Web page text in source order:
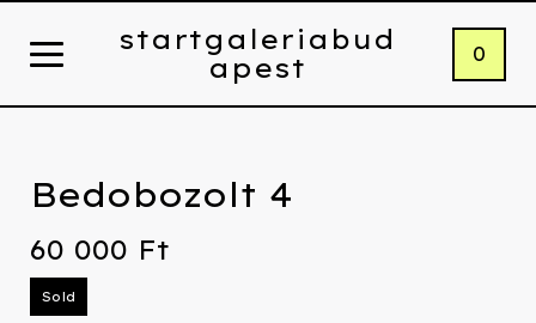
startgaleriabud
apest
0
Bedobozolt 4
60 000 Ft
Sold